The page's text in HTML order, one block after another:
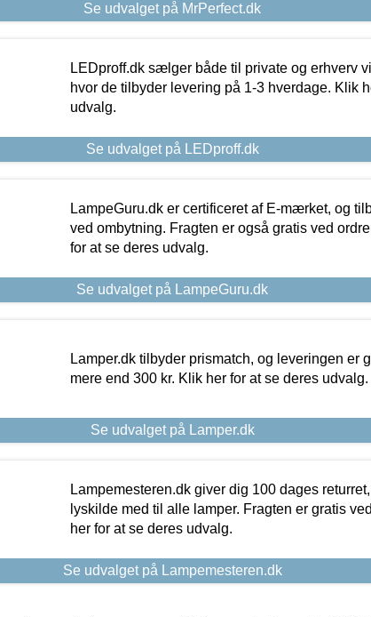
Se udvalget på MrPerfect.dk
LEDproff.dk sælger både til private og erhverv
hvor de tilbyder levering på 1-3 hverdage. Klik
udvalg.
Se udvalget på LEDproff.dk
LampeGuru.dk er certificeret af E-mærket, og
ved ombytning. Fragten er også gratis ved
for at se deres udvalg.
Se udvalget på LampeGuru.dk
Lamper.dk tilbyder prismatch, og leveringen er
mere end 300 kr. Klik her for at se deres udvalg.
Se udvalget på Lamper.dk
Lampemesteren.dk giver dig 100 dages
lyskilde med til alle lamper. Fragten er gratis
her for at se deres udvalg.
Se udvalget på Lampemesteren.dk